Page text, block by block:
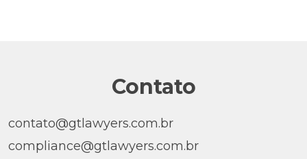
Contato
contato@gtlawyers.com.br
compliance@gtlawyers.com.br